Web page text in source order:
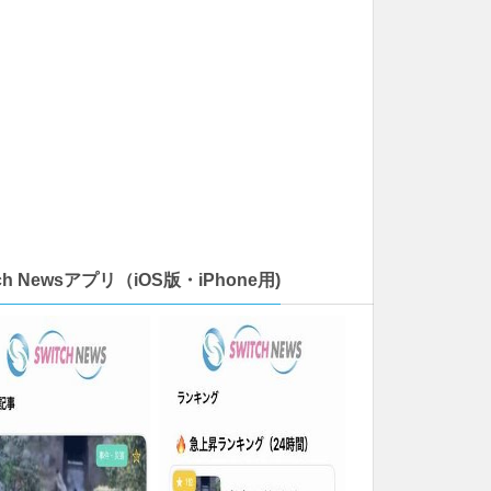
Newsアプリ（iOS版・iPhone用)